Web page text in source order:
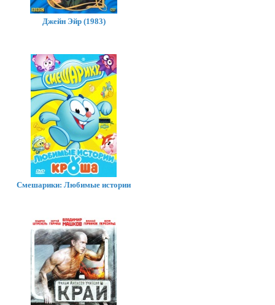
Джейн Эйр (1983)
Смешарики: Любимые истории